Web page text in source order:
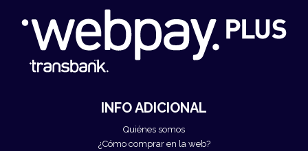
INFO ADICIONAL
Quiénes somos
¿Cómo comprar en la web?